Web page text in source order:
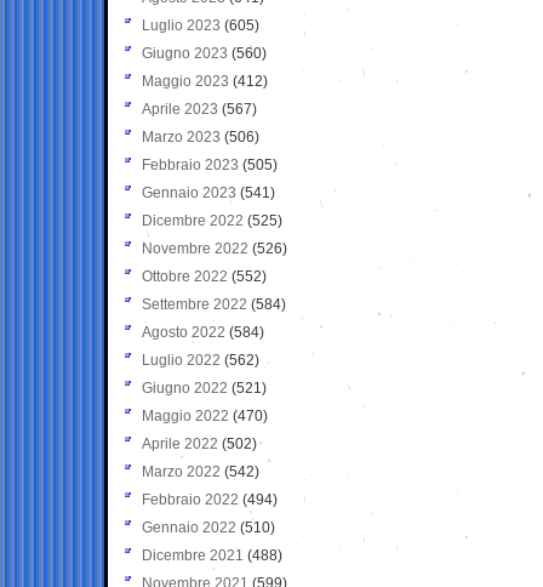
Luglio 2023 (605)
Giugno 2023 (560)
Maggio 2023 (412)
Aprile 2023 (567)
Marzo 2023 (506)
Febbraio 2023 (505)
Gennaio 2023 (541)
Dicembre 2022 (525)
Novembre 2022 (526)
Ottobre 2022 (552)
Settembre 2022 (584)
Agosto 2022 (584)
Luglio 2022 (562)
Giugno 2022 (521)
Maggio 2022 (470)
Aprile 2022 (502)
Marzo 2022 (542)
Febbraio 2022 (494)
Gennaio 2022 (510)
Dicembre 2021 (488)
Novembre 2021 (599)